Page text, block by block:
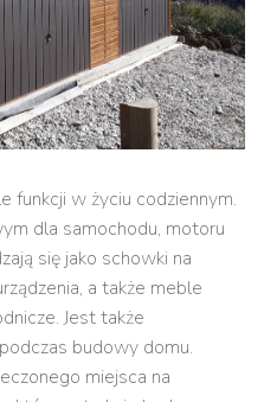
funkcji w życiu codziennym.
dla samochodu, motoru
się jako schowki na
a także meble
Jest także
budowy domu.
miejsca na